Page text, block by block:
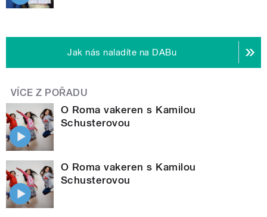
Jak nás naladíte na DABu
VÍCE Z POŘADU
O Roma vakeren s Kamilou
Schusterovou
O Roma vakeren s Kamilou
Schusterovou